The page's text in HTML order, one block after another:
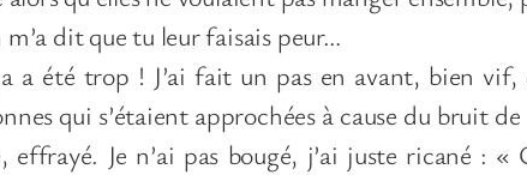
dit que tu leur faisais peur…
a été trop ! J’ai fait un pas en avant, bien
qui s’étaient approchées à cause du bruit
effrayé. Je n’ai pas bougé, j’ai juste ricané :